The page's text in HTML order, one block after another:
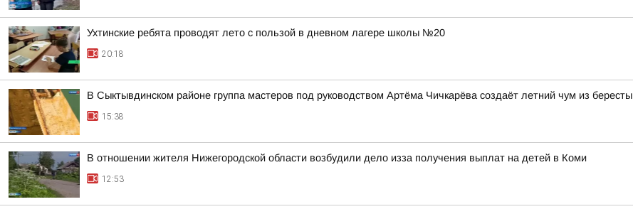
Ухтинские ребята проводят лето с пользой в дневном лагере школы №20
20:18
В Сыктывдинском районе группа мастеров под руководством Артёма Чичкарёва создаёт летний чум из бересты
15:38
В отношении жителя Нижегородской области возбудили дело изза получения выплат на детей в Коми
12:53